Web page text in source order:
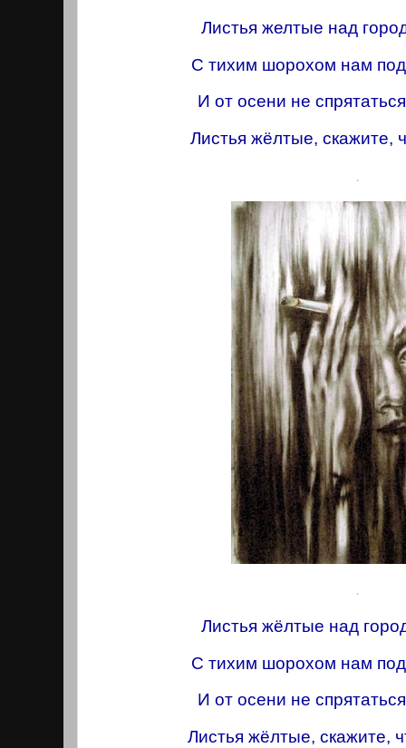
Листья желтые над
С тихим шорохом нам
И от осени не
Листья жёлтые, скажите,
.
.
Листья жёлтые над
С тихим шорохом нам
И от осени не
Листья жёлтые, скажите,